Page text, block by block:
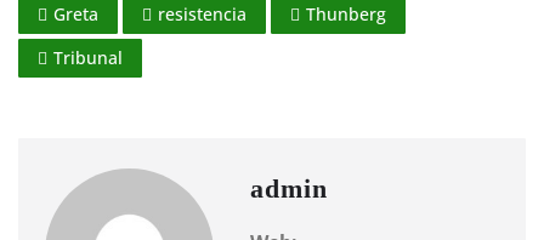
Greta
resistencia
Thunberg
Tribunal
admin